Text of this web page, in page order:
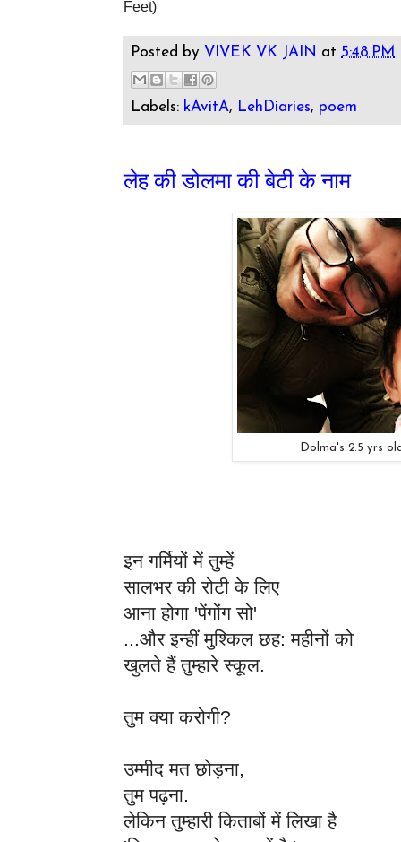
Feet)
Posted by VIVEK VK JAIN at 5:48 PM
Labels: kAvitA, LehDiaries, poem
लेह की डोलमा की बेटी के नाम
Dolma's 2.5 yrs
इन गर्मियों में तुम्हें
सालभर की रोटी के लिए
आना होगा 'पेंगोंग सो'
...और इन्हीं मुश्किल छह: महीनों को
खुलते हैं तुम्हारे स्कूल.
तुम क्या करोगी?
उम्मीद मत छोड़ना,
तुम पढ़ना.
लेकिन तुम्हारी किताबों में लिखा है